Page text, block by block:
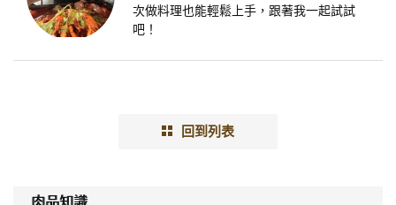
次做料理也能輕鬆上手，跟著我一起試試
吧！
回到列表